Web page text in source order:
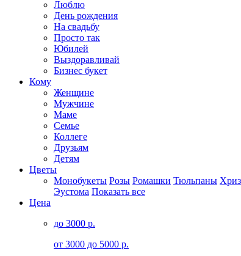
Люблю
День рождения
На свадьбу
Просто так
Юбилей
Выздоравливай
Бизнес букет
Кому
Женщине
Мужчине
Маме
Семье
Коллеге
Друзьям
Детям
Цветы
Монобукеты Розы Ромашки Тюльпаны
Эустома Показать все
Цена
до 3000 р.
от 3000 до 5000 р.